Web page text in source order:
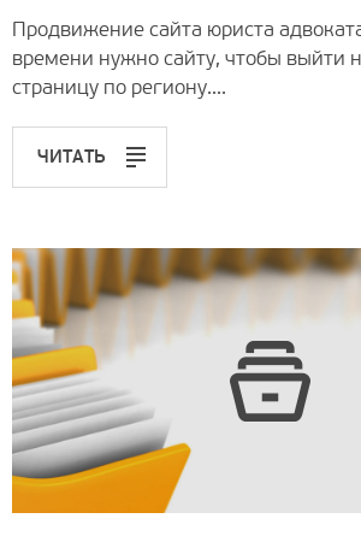
Продвижение сайта юриста
времени нужно сайту, чтобы выйти
страницу по региону....
ЧИТАТЬ